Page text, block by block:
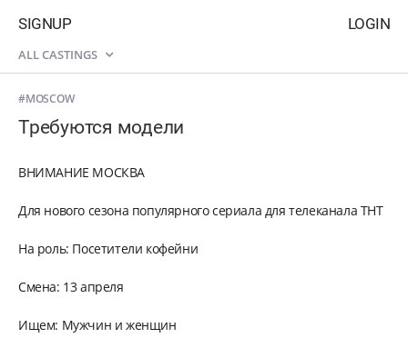
LOGIN
SIGNUP
ALL CASTINGS
#MOSCOW
Требуются модели
ВНИМАНИЕ МОСКВА
Для нового сезона популярного сериала для телеканала ТНТ
На роль: Посетители кофейни
Смена: 13 апреля
Ищем: Мужчин и женщин